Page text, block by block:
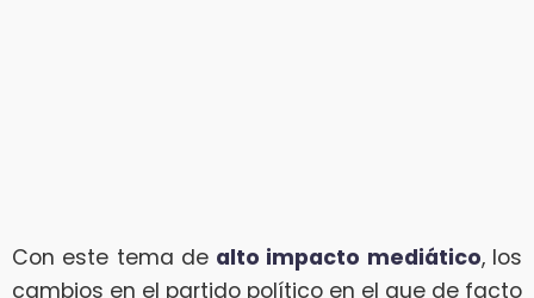
Con este tema de alto impacto mediático, los
cambios en el partido político en el que de facto